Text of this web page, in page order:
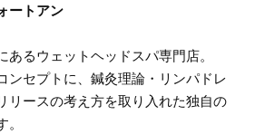
ートアン
るウェットヘッドスパ専門店。
ンセプトに、鍼灸理論・リンパドレ
リースの考え方を取り入れた独自の